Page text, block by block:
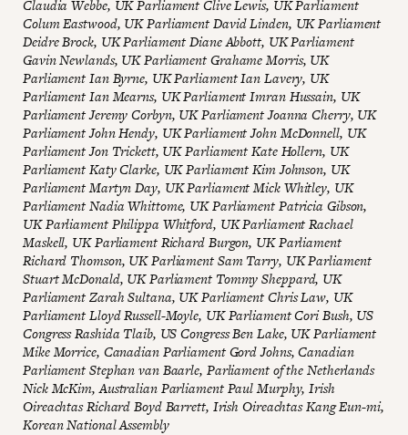
Claudia Webbe, UK Parliament Clive Lewis, UK Parliament
Colum Eastwood, UK Parliament David Linden, UK Parliament
Deidre Brock, UK Parliament Diane Abbott, UK Parliament
Gavin Newlands, UK Parliament Grahame Morris, UK
Parliament Ian Byrne, UK Parliament Ian Lavery, UK
Parliament Ian Mearns, UK Parliament Imran Hussain, UK
Parliament Jeremy Corbyn, UK Parliament Joanna Cherry, UK
Parliament John Hendy, UK Parliament John McDonnell, UK
Parliament Jon Trickett, UK Parliament Kate Hollern, UK
Parliament Katy Clarke, UK Parliament Kim Johnson, UK
Parliament Martyn Day, UK Parliament Mick Whitley, UK
Parliament Nadia Whittome, UK Parliament Patricia Gibson,
UK Parliament Philippa Whitford, UK Parliament Rachael
Maskell, UK Parliament Richard Burgon, UK Parliament
Richard Thomson, UK Parliament Sam Tarry, UK Parliament
Stuart McDonald, UK Parliament Tommy Sheppard, UK
Parliament Zarah Sultana, UK Parliament Chris Law, UK
ParliamentLloyd Russell-Moyle, UK Parliament Cori Bush, US
Congress Rashida Tlaib, US CongressBen Lake, UK Parliament
Mike Morrice, Canadian Parliament Gord Johns, Canadian
Parliament Stephan van Baarle, Parliament of the Netherlands
Nick McKim, Australian Parliament Paul Murphy, Irish
Oireachtas Richard Boyd Barrett, Irish Oireachtas Kang Eun-mi,
Korean National Assembly